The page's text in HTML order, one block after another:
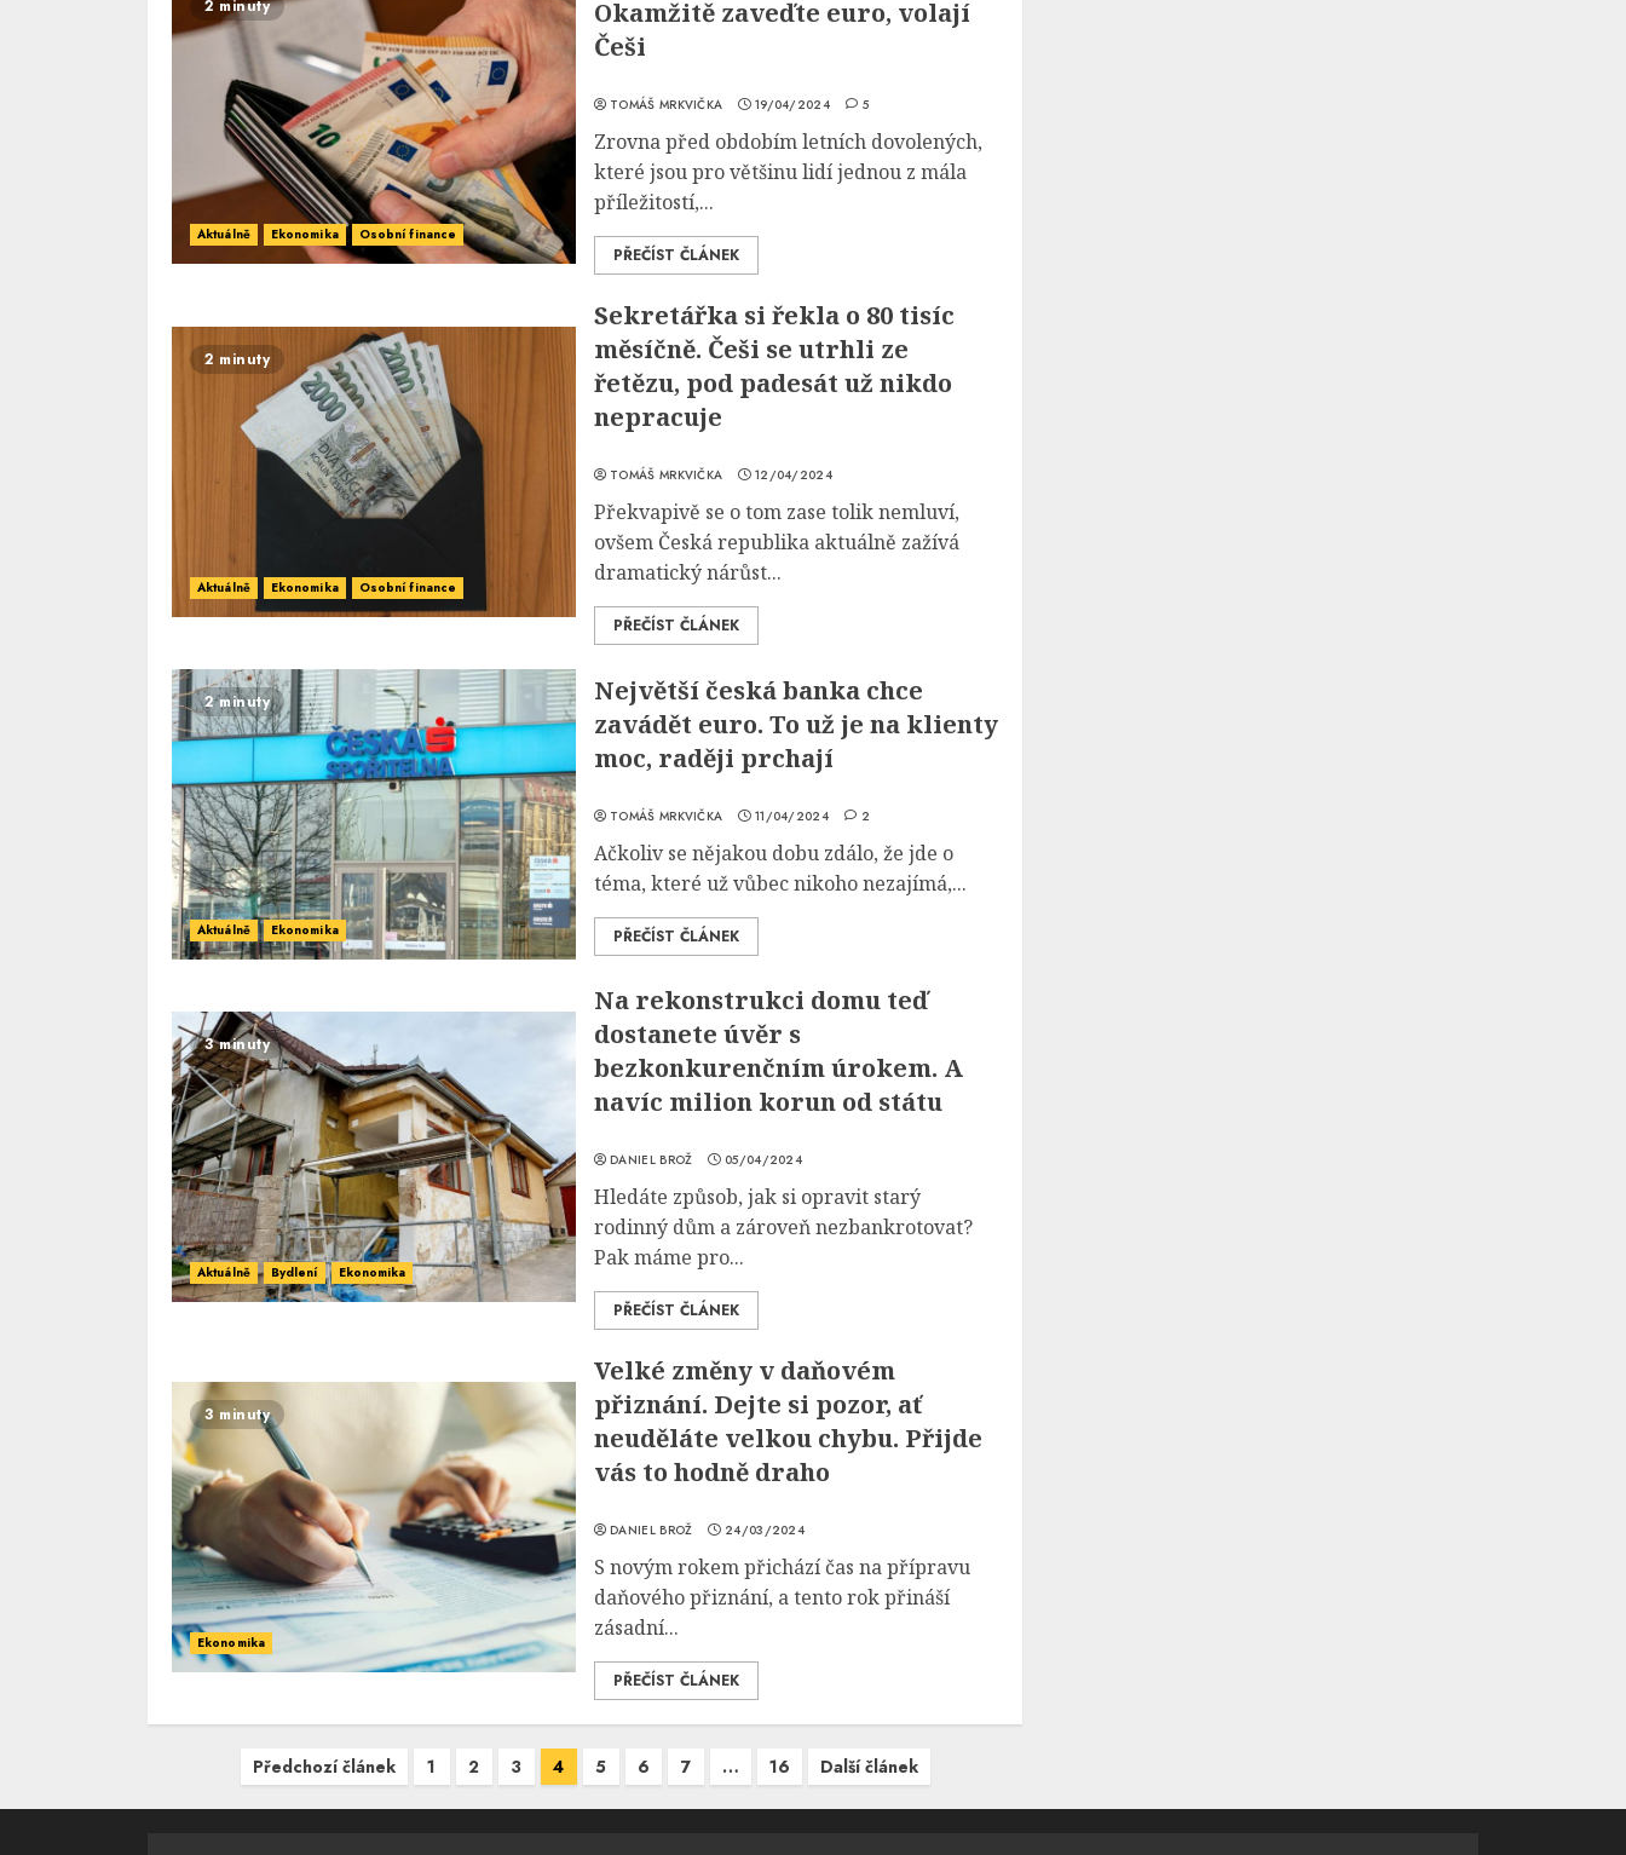
2 minuty
Aktuálně Ekonomika Osobní finance
Okamžitě zaveďte euro, volají
Češi
TOMÁŠ MRKVIČKA 19/04/2024 5
Zrovna před obdobím letních dovolených,
které jsou pro většinu lidí jednou z mála
příležitostí,...
PŘEČÍST ČLÁNEK
2 minuty
Aktuálně Ekonomika Osobní finance
Sekretářka si řekla o 80 tisíc
měsíčně. Češi se utrhli ze
řetězu, pod padesát už nikdo
nepracuje
TOMÁŠ MRKVIČKA 12/04/2024
Překvapivě se o tom zase tolik nemluví,
ovšem Česká republika aktuálně zažívá
dramatický nárůst...
PŘEČÍST ČLÁNEK
2 minuty
Aktuálně Ekonomika
Největší česká banka chce
zavádět euro. To už je na klienty
moc, raději prchají
TOMÁŠ MRKVIČKA 11/04/2024 2
Ačkoliv se nějakou dobu zdálo, že jde o
téma, které už vůbec nikoho nezajímá,...
PŘEČÍST ČLÁNEK
3 minuty
Aktuálně Bydlení Ekonomika
Na rekonstrukci domu teď
dostanete úvěr s
bezkonkurenčním úrokem. A
navíc milion korun od státu
DANIEL BROŽ 05/04/2024
Hledáte způsob, jak si opravit starý
rodinný dům a zároveň nezbankrotovat?
Pak máme pro...
PŘEČÍST ČLÁNEK
3 minuty
Ekonomika
Velké změny v daňovém
přiznání. Dejte si pozor, ať
neuděláte velkou chybu. Přijde
vás to hodně draho
DANIEL BROŽ 24/03/2024
S novým rokem přichází čas na přípravu
daňového přiznání, a tento rok přináší
zásadní...
PŘEČÍST ČLÁNEK
Navigace
pro
Předchozí článek 1 2 3 4 5 6 7 … 16 Další článek